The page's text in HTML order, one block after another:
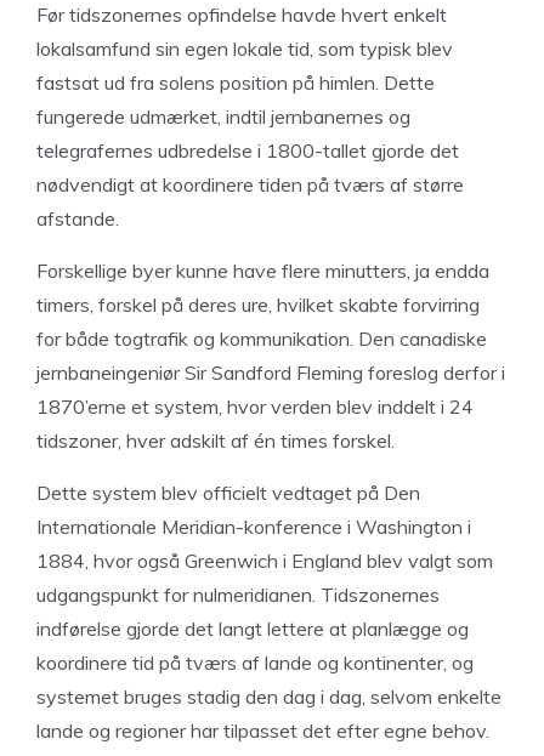
Før tidszonernes opfindelse havde hvert enkelt
lokalsamfund sin egen lokale tid, som typisk blev
fastsat ud fra solens position på himlen. Dette
fungerede udmærket, indtil jernbanernes og
telegrafernes udbredelse i 1800-tallet gjorde det
nødvendigt at koordinere tiden på tværs af større
afstande.
Forskellige byer kunne have flere minutters, ja endda
timers, forskel på deres ure, hvilket skabte forvirring
for både togtrafik og kommunikation. Den canadiske
jernbaneingeniør Sir Sandford Fleming foreslog derfor i
1870’erne et system, hvor verden blev inddelt i 24
tidszoner, hver adskilt af én times forskel.
Dette system blev officielt vedtaget på Den
Internationale Meridian-konference i Washington i
1884, hvor også Greenwich i England blev valgt som
udgangspunkt for nulmeridianen. Tidszonernes
indførelse gjorde det langt lettere at planlægge og
koordinere tid på tværs af lande og kontinenter, og
systemet bruges stadig den dag i dag, selvom enkelte
lande og regioner har tilpasset det efter egne behov.